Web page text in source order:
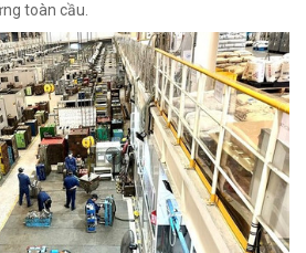
toàn cầu.